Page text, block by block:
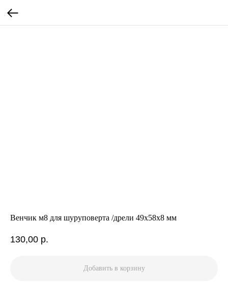
Венчик м8 для шуруповерта /дрели 49х58х8 мм
130,00 р.
Добавить в корзину